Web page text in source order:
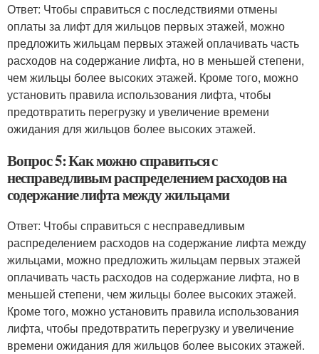
Ответ: Чтобы справиться с последствиями отмены
оплаты за лифт для жильцов первых этажей, можно
предложить жильцам первых этажей оплачивать часть
расходов на содержание лифта, но в меньшей степени,
чем жильцы более высоких этажей. Кроме того, можно
установить правила использования лифта, чтобы
предотвратить перегрузку и увеличение времени
ожидания для жильцов более высоких этажей.
Вопрос 5: Как можно справиться с
несправедливым распределением расходов на
содержание лифта между жильцами
Ответ: Чтобы справиться с несправедливым
распределением расходов на содержание лифта между
жильцами, можно предложить жильцам первых этажей
оплачивать часть расходов на содержание лифта, но в
меньшей степени, чем жильцы более высоких этажей.
Кроме того, можно установить правила использования
лифта, чтобы предотвратить перегрузку и увеличение
времени ожидания для жильцов более высоких этажей.